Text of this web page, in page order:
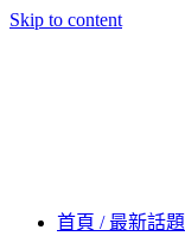
Skip to content
首頁 / 最新話題